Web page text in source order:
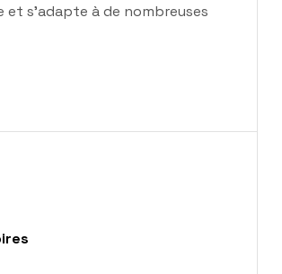
s’adapte à de nombreuses